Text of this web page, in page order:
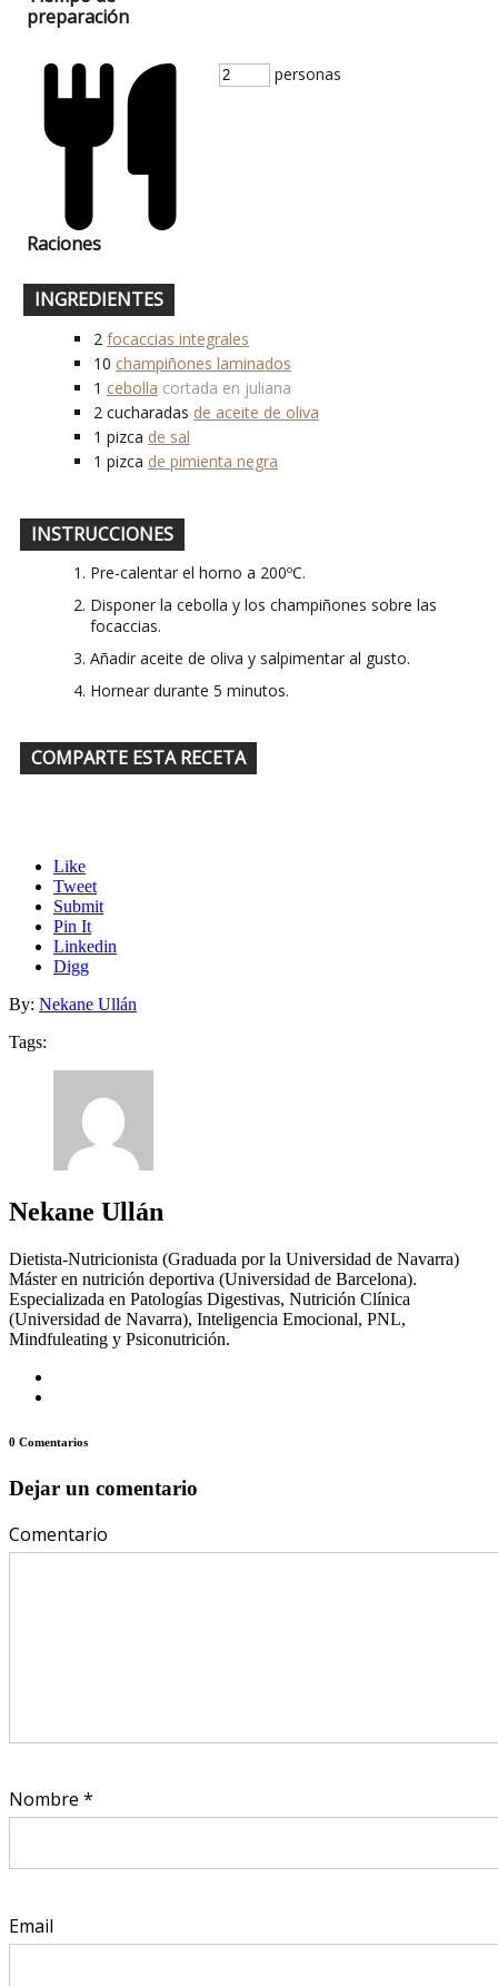
preparación
Raciones
personas
INGREDIENTES
2 focaccias integrales
10 champiñones laminados
1 cebolla cortada en juliana
2 cucharadas de aceite de oliva
1 pizca de sal
1 pizca de pimienta negra
INSTRUCCIONES
Pre-calentar el horno a 200ºC.
Disponer la cebolla y los champiñones sobre las
focaccias.
Añadir aceite de oliva y salpimentar al gusto.
Hornear durante 5 minutos.
COMPARTE ESTA RECETA
Like
Tweet
Submit
Pin It
Linkedin
Digg
By: Nekane Ullán
Tags:
Nekane Ullán
Dietista-Nutricionista (Graduada por la Universidad de Navarra)
Máster en nutrición deportiva (Universidad de Barcelona).
Especializada en Patologías Digestivas, Nutrición Clínica
(Universidad de Navarra), Inteligencia Emocional, PNL,
Mindfuleating y Psiconutrición.
0 Comentarios
Dejar un comentario
Comentario
Nombre *
Email